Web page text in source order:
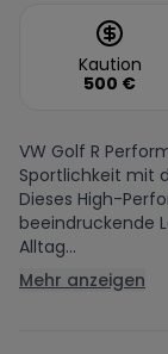
Kaution
500 €
VW Golf R
Sportlichkeit mit
Dieses High-
beeindruckende
Alltag...
Mehr anzeigen